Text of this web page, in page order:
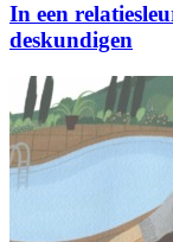
In een
deskundigen